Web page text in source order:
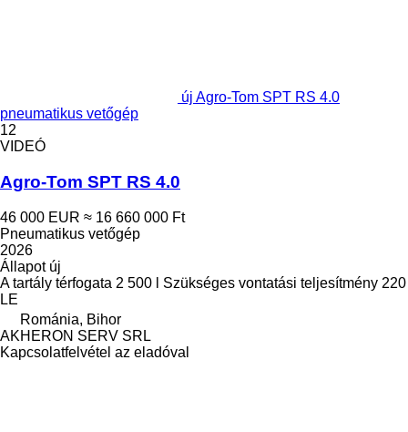
új Agro-Tom SPT RS 4.0
pneumatikus vetőgép
12
VIDEÓ
Agro-Tom SPT RS 4.0
46 000 EUR ≈ 16 660 000 Ft
Pneumatikus vetőgép
2026
Állapotúj
A tartály térfogata 2 500 l Szükséges vontatási teljesítmény 220
LE
Románia, Bihor
AKHERON SERV SRL
Kapcsolatfelvétel az eladóval